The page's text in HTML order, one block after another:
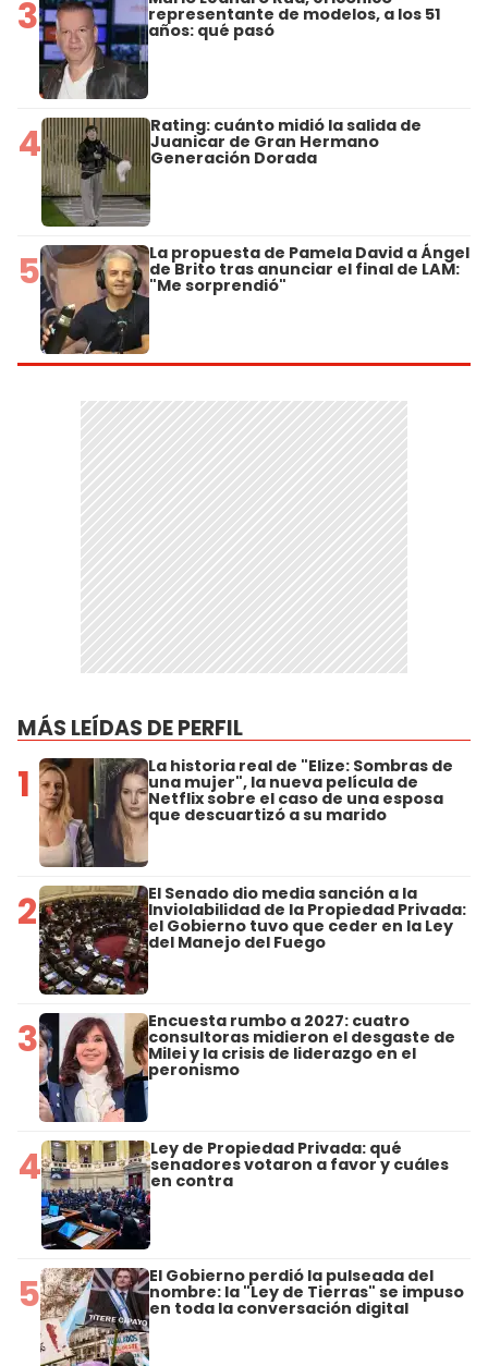
3 representante de modelos, a los 51
años: qué pasó
4 Rating: cuánto midió la salida de
Juanicar de Gran Hermano
Generación Dorada
5 La propuesta de Pamela David a Ángel
de Brito tras anunciar el final de LAM:
"Me sorprendió"
MÁS LEÍDAS DE PERFIL
1 La historia real de "Elize: Sombras de
una mujer", la nueva película de
Netflix sobre el caso de una esposa
que descuartizó a su marido
2 El Senado dio media sanción a la
Inviolabilidad de la Propiedad Privada:
el Gobierno tuvo que ceder en la Ley
del Manejo del Fuego
3 Encuesta rumbo a 2027: cuatro
consultoras midieron el desgaste de
Milei y la crisis de liderazgo en el
peronismo
4 Ley de Propiedad Privada: qué
senadores votaron a favor y cuáles
en contra
5 El Gobierno perdió la pulseada del
nombre: la "Ley de Tierras" se impuso
en toda la conversación digital